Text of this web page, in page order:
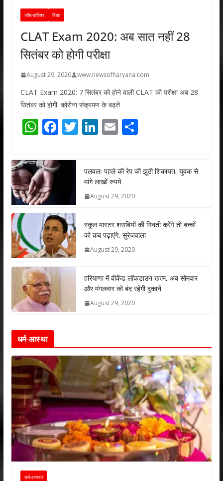
जॉब-करियर शिक्षा
CLAT Exam 2020: अब सात नहीं 28
सितंबर को होगी परीक्षा
August 29, 2020 www.newsofharyana.com
CLAT Exam 2020: 7 सितंबर को होने वाली CLAT की परीक्षा अब 28
सितंबर को होगी. कोरोना संक्रमण के बढ़ते
W
at
s
A
p
p
F
e
b
o
k
T
er
Li
e
dI
n
E
l
S
e
पलवलः पहले की रेप की झूठी शिकायत, युवक से
मांगे लाखों रुपये
August 29, 2020
स्कूल मास्टर शराबियों की गिनती करेंगे तो बच्चों
को कब पढ़ाएंगे, सुरेजवाला
August 29, 2020
हरियाणा में वीकेंड लॉकडाउन खत्म, अब सोमवार
और मंगलवार को बंद रहेंगी दुकानें
August 29, 2020
धर्म-आस्था
धर्म-आस्था